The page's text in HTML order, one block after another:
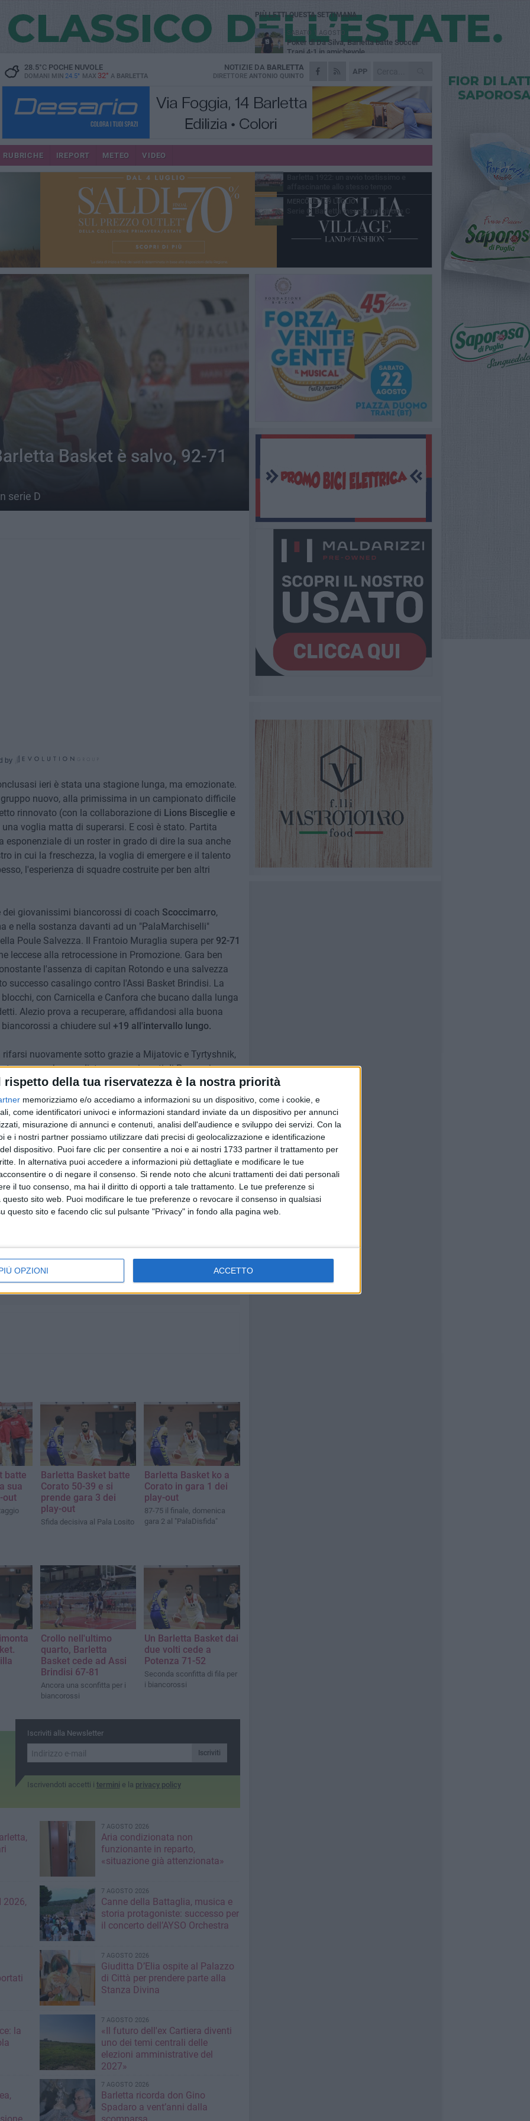
rispetto della tua riservatezza è la nostra priorità
memorizziamo e/o accediamo a informazioni su un dispositivo, come i cookie, e
come identificatori univoci e informazioni standard inviate da un dispositivo per annunci
misurazione di annunci e contenuti, analisi dell'audience e sviluppo dei servizi. Con la
e i nostri partner possiamo utilizzare dati precisi di geolocalizzazione e identificazione
dispositivo. Puoi fare clic per consentire a noi e ai nostri 1733 partner il trattamento per
In alternativa puoi accedere a informazioni più dettagliate e modificare le tue
o di negare il consenso. Si rende noto che alcuni trattamenti dei dati personali
il tuo consenso, ma hai il diritto di opporti a tale trattamento. Le tue preferenze si
sito web. Puoi modificare le tue preferenze o revocare il consenso in qualsiasi
questo sito e facendo clic sul pulsante "Privacy" in fondo alla pagina web.
OPZIONI ACCETTO
28.5°CPOCHE NUVOLE
DOMANI MIN 24.5° MAX 32° A BARLETTA
APP
NOTIZIE DA BARLETTA
DIRETTORE ANTONIO QUINTO
RUBRICHE IREPORT METEO VIDEO
Basket è salvo, 92-71
serie D
by
ieri è stata una stagione lunga, ma emozionate.
nuovo, alla primissima in un campionato difficile
rinnovato (con la collaborazione di Lions Bisceglie e
voglia matta di superarsi. E così è stato. Partita
di un roster in grado di dire la sua anche
in cui la freschezza, la voglia di emergere e il talento
l'esperienza di squadre costruite per ben altri
giovanissimi biancorossi di coach Scoccimarro,
e nella sostanza davanti ad un "PalaMarchiselli"
Poule Salvezza. Il Frantoio Muraglia supera per 92-71
leccese alla retrocessione in Promozione. Gara ben
l'assenza di capitan Rotondo e una salvezza
successo casalingo contro l'Assi Basket Brindisi. La
con Carnicella e Canfora che bucano dalla lunga
Alezio prova a recuperare, affidandosi alla buona
a chiudere sul +19 all'intervallo lungo.
nuovamente sotto grazie a Mijatovic e Tyrtyshnik,
una buona distanza con i punti di Papagni e
Nell'ultimo quarto, gli ultimi tentativi di Alezio
di Falcone e i tiri liberi finali di Fiore suggellano il match
meritato. Termina con il giusto epilogo una
e con una salvezza a cui in pochi avrebbero
a fine girone d'andata, ma che rende merito ad un
con i fatti.Ad maiora Frantoio Muraglia Barletta
Carnicella 27, Canfora 11, Chiandetti 9, Falcone 4,
10, Papagni 8, Pedico 1. All: Scoccimarro
batte
sua
out
Barletta Basket batte
Corato 50-39 e si
prende gara 3 dei
play-out
Sfida decisiva al Pala Losito
Barletta Basket ko a
Corato in gara 1 dei
play-out
87-75 il finale, domenica
gara 2 al "PalaDisfida"
Crollo nell'ultimo
quarto, Barletta
Basket cede ad Assi
Brindisi 67-81
Ancora una sconfitta per i
biancorossi
Un Barletta Basket dai
due volti cede a
Potenza 71-52
Seconda sconfitta di fila per
i biancorossi
Iscriviti alla Newsletter
Iscriviti
Iscrivendoti accetti i termini e la privacy policy
7 AGOSTO 2026
Aria condizionata non
funzionante in reparto,
«situazione già attenzionata»
2026,
7 AGOSTO 2026
Canne della Battaglia, musica e
storia protagoniste: successo per
il concerto dell’AYSO Orchestra
7 AGOSTO 2026
Giuditta D’Elia ospite al Palazzo
di Città per prendere parte alla
Stanza Divina
la
7 AGOSTO 2026
«Il futuro dell'ex Cartiera diventi
uno dei temi centrali delle
elezioni amministrative del
2027»
7 AGOSTO 2026
Barletta ricorda don Gino
Spadaro a vent’anni dalla
PIÙ LETTI QUESTA SETTIMANA
SABATO 1 AGOSTO
Poker di Da Silva, Barletta batte Soccer
Trani 4-1 in amichevole
VENERDÌ 31 LUGLIO
Serie C Sky Wifi: fissate date e orari delle
prime otto giornate di campionato.
VENERDÌ 31 LUGLIO
Il calcio italiano piange l'immenso Franco
GIOVEDÌ 6 AGOSTO
Addio a mister Marchioro. L'uomo del
VENERDÌ 31 LUGLIO
MERCOLEDÌ 29 LUGLIO
Serie C, Barletta inserito nel girone C